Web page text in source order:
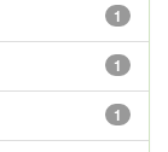
1
1
1